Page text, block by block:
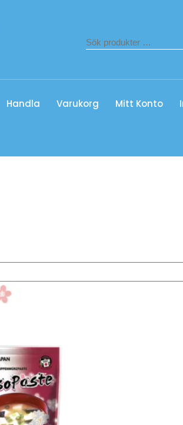
Handla Varukorg Mitt Konto